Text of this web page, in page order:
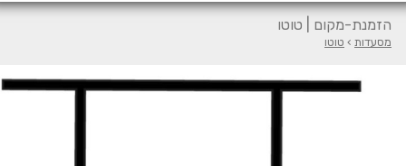
הזמנת-מקום | טוטו
מסעדות › טוטו